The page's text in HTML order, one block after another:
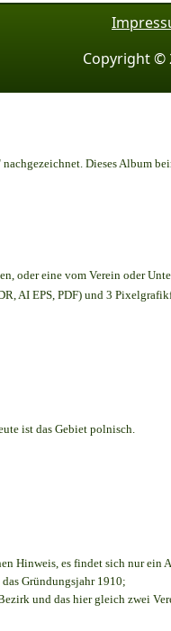
Copyright ©
Dieses Album
oder eine vom Verein oder
AI EPS, PDF) und 3
ist das Gebiet polnisch.
Hinweis, es findet sich nur ein
Gründungsjahr 1910;
und das hier gleich zwei